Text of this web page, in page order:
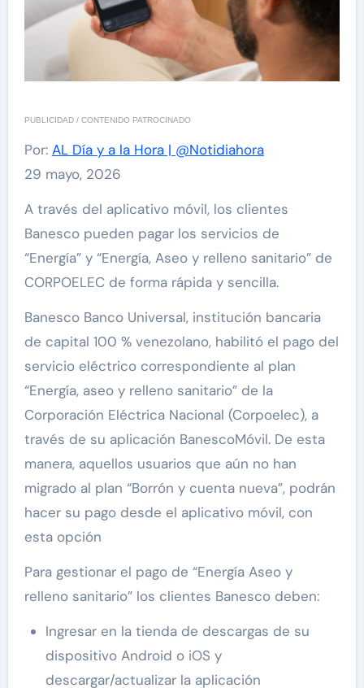
PUBLICIDAD / CONTENIDO PATROCINADO
Por: AL Día y a la Hora | @Notidiahora
29 mayo, 2026
A través del aplicativo móvil, los clientes
Banesco pueden pagar los servicios de
“Energía” y “Energía, Aseo y relleno sanitario” de
CORPOELEC de forma rápida y sencilla.
Banesco Banco Universal, institución bancaria
de capital 100 % venezolano, habilitó el pago del
servicio eléctrico correspondiente al plan
“Energía, aseo y relleno sanitario” de la
Corporación Eléctrica Nacional (Corpoelec), a
través de su aplicación BanescoMóvil. De esta
manera, aquellos usuarios que aún no han
migrado al plan “Borrón y cuenta nueva”, podrán
hacer su pago desde el aplicativo móvil, con
esta opción
Para gestionar el pago de “Energía Aseo y
relleno sanitario” los clientes Banesco deben:
Ingresar en la tienda de descargas de su
dispositivo Android o iOS y
descargar/actualizar la aplicación